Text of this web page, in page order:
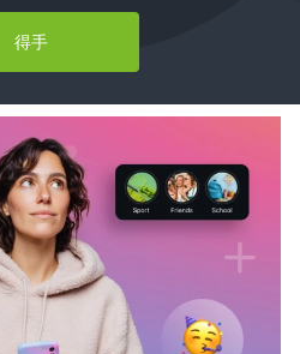
得手
在How To